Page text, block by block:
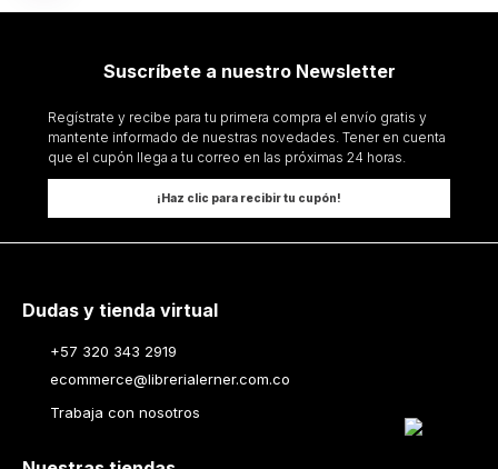
Suscríbete a nuestro Newsletter
Regístrate y recibe para tu primera compra el envío gratis y
mantente informado de nuestras novedades. Tener en cuenta
que el cupón llega a tu correo en las próximas 24 horas.
¡Haz clic para recibir tu cupón!
Dudas y tienda virtual
+57 320 343 2919
ecommerce@librerialerner.com.co
Trabaja con nosotros